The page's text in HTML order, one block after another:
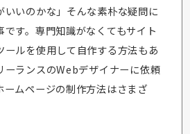
いいのかな」そんな素朴な疑問に
す。専門知識がなくてもサイト
ールを使用して自作する方法もあ
ーランスのWebデザイナーに依頼
ームページの制作方法はさまざ